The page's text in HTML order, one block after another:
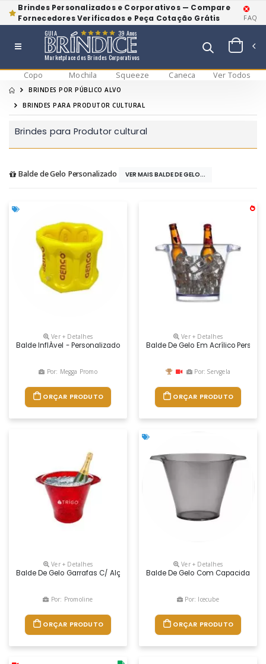
Brindes Personalizados e Corporativos — Compare
Fornecedores Verificados e Peça Cotação Grátis
FAQ
Marketplace dos Brindes Corporativos
GUIA 39 Anos
Copo Mochila Squeeze Caneca Ver Todos
BRINDES POR PÚBLICO ALVO
BRINDES PARA PRODUTOR CULTURAL
Brindes para Produtor cultural
Balde de Gelo Personalizado VER MAIS BALDE DE GELO...
Ver + Detalhes
Balde InflÁvel - Personalizado De Pvc - Tamanho 24x20
Por: Megga Promo
ORÇAR PRODUTO
Ver + Detalhes
Balde De Gelo Em Acrílico
Por: Servgela
ORÇAR PRODUTO
Ver + Detalhes
Balde De Gelo Garrafas C/ Alças Em Ps 4,5 Litros. Visite Nosso Site E
Por: Promoline
ORÇAR PRODUTO
Ver + Detalhes
Balde De Gelo Com Capacidade
Por: Icecube
ORÇAR PRODUTO